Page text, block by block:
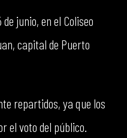
junio, en el Coliseo
capital de Puerto
repartidos, ya que los
el voto del público.